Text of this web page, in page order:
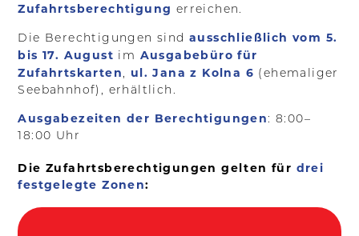
Zufahrtsberechtigung erreichen.
Die Berechtigungen sind ausschließlich vom 5.
bis 17. August im Ausgabebüro für
Zufahrtskarten, ul. Jana z Kolna 6 (ehemaliger
Seebahnhof), erhältlich.
Ausgabezeiten der Berechtigungen: 8:00–
18:00 Uhr
Die Zufahrtsberechtigungen gelten für drei
festgelegte Zonen: